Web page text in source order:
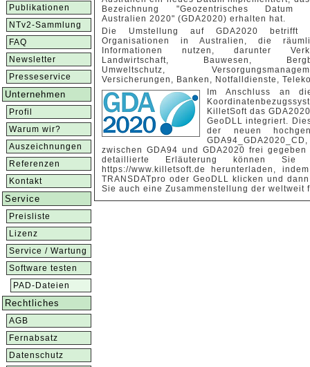
Publikationen
NTv2-Sammlung
FAQ
Newsletter
Presseservice
Unternehmen
Profil
Warum wir?
Auszeichnungen
Referenzen
Kontakt
Service
Preisliste
Lizenz
Service / Wartung
Software testen
PAD-Dateien
Rechtliches
AGB
Fernabsatz
Datenschutz
Bezeichnung "Geozentrisches Datum
Australien 2020" (GDA2020) erhalten hat.
Die Umstellung auf GDA2020 betrifft
Organisationen in Australien, die
Informationen nutzen, darunter
Landwirtschaft, Bauwesen,
Umweltschutz,
Versicherungen, Banken, Notfalldienste,
Im Anschluss an
KilletSoft das
GeoDLL integriert.
der neuen
zwischen GDA94 und GDA2020 frei
detaillierte Erläuterung können Sie
https://www.killetsoft.de herunterladen,
TRANSDATpro oder GeoDLL klicken und
Sie auch eine Zusammenstellung der weltweit